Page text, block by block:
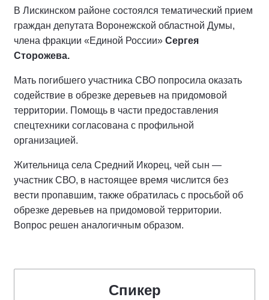
В Лискинском районе состоялся тематический прием
граждан депутата Воронежской областной Думы,
члена фракции «Единой России» Сергея
Сторожева.
Мать погибшего участника СВО попросила оказать
содействие в обрезке деревьев на придомовой
территории. Помощь в части предоставления
спецтехники согласована с профильной
организацией.
Жительница села Средний Икорец, чей сын —
участник СВО, в настоящее время числится без
вести пропавшим, также обратилась с просьбой об
обрезке деревьев на придомовой территории.
Вопрос решен аналогичным образом.
Спикер